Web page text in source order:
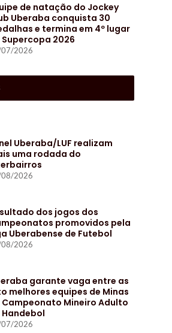
de natação do Jockey
Uberaba conquista 30
e termina em 4º lugar
Supercopa 2026
2026
Uberaba/LUF realizam
uma rodada do
2026
dos jogos dos
promovidos pela
Uberabense de Futebol
2026
garante vaga entre as
melhores equipes de Minas
Campeonato Mineiro Adulto
Handebol
2026